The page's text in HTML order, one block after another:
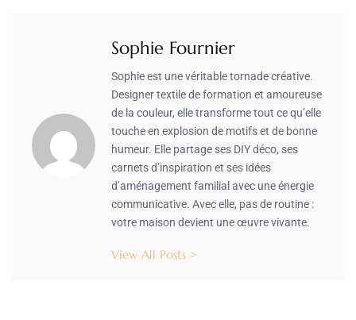
Sophie Fournier
Sophie est une véritable tornade créative.
Designer textile de formation et amoureuse
de la couleur, elle transforme tout ce qu’elle
touche en explosion de motifs et de bonne
humeur. Elle partage ses DIY déco, ses
carnets d’inspiration et ses idées
d’aménagement familial avec une énergie
communicative. Avec elle, pas de routine :
votre maison devient une œuvre vivante.
View All Posts >